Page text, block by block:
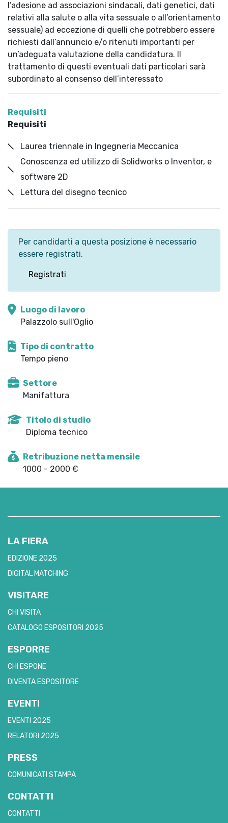
l’adesione ad associazioni sindacali, dati genetici, dati
relativi alla salute o alla vita sessuale o all’orientamento
sessuale) ad eccezione di quelli che potrebbero essere
richiesti dall’annuncio e/o ritenuti importanti per
un’adeguata valutazione della candidatura. Il
trattamento di questi eventuali dati particolari sarà
subordinato al consenso dell’interessato
Requisiti
Requisiti
Laurea triennale in Ingegneria Meccanica
Conoscenza ed utilizzo di Solidworks o Inventor, e
software 2D
Lettura del disegno tecnico
Per candidarti a questa posizione è necessario
essere registrati.
Registrati
Luogo di lavoro
Palazzolo sull'Oglio
Tipo di contratto
Tempo pieno
Settore
Manifattura
Titolo di studio
Diploma tecnico
Retribuzione netta mensile
1000 - 2000 €
LA FIERA
EDIZIONE 2025
DIGITAL MATCHING
VISITARE
CHI VISITA
CATALOGO ESPOSITORI 2025
ESPORRE
CHI ESPONE
DIVENTA ESPOSITORE
EVENTI
EVENTI 2025
RELATORI 2025
PRESS
COMUNICATI STAMPA
CONTATTI
CONTATTI